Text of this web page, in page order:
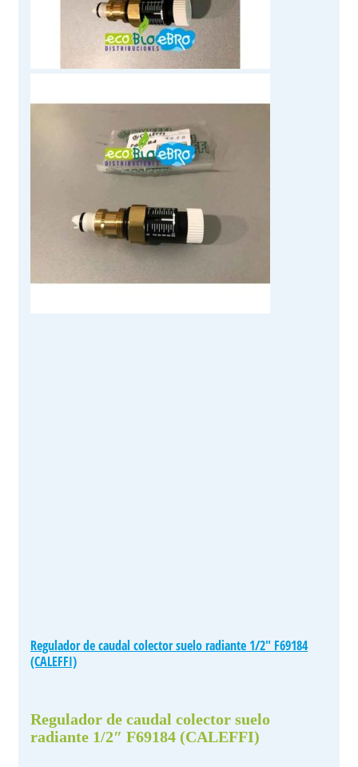
Regulador de caudal colector suelo radiante 1/2″ F69184
(CALEFFI)
Regulador de caudal colector suelo
radiante 1/2″ F69184 (CALEFFI)